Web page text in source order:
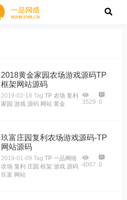
2018黄金家园农场游戏源码TP
框架网站源码
2019-02-18 Tag:TP 农场 复利
家园 游戏 源码 网站 黄金 3529 0
玖富庄园复利农场游戏源码-TP
网站源码
2019-01-09 Tag:TP 一品网络
农场 复利 庄园 框架 游戏 源码
玖富 网站
4067 0